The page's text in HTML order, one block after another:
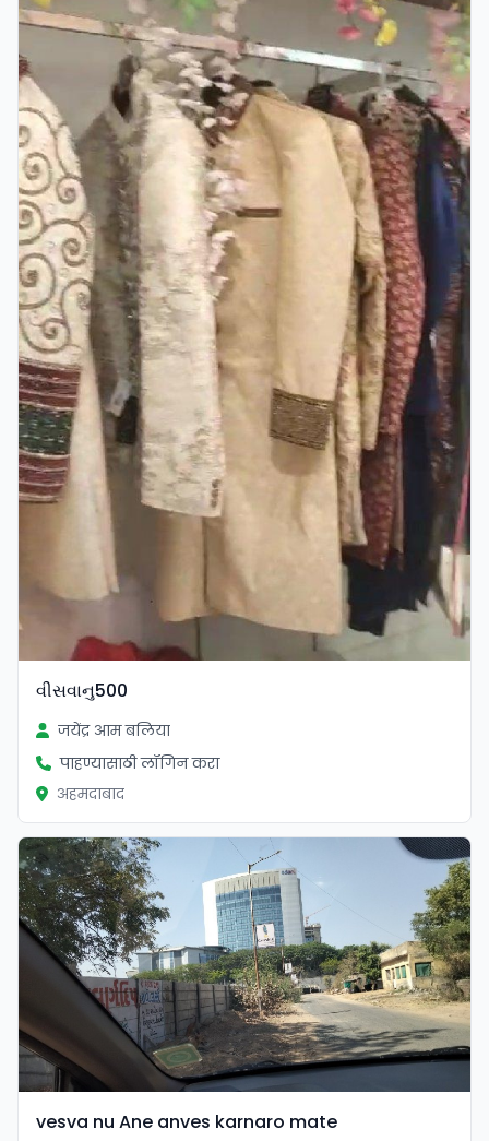
વીસવાનુ500
जयेंद्र आम बलिया
पाहण्यासाठी लॉगिन करा
अहमदाबाद
vesva nu Ane anves karnaro mate